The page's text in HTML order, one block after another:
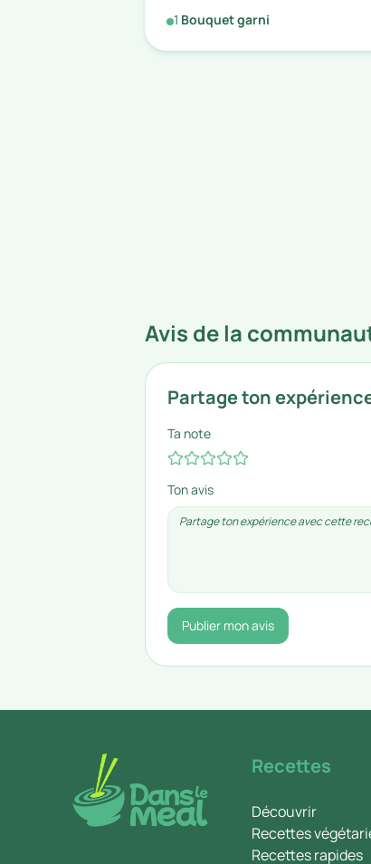
1 Bouquet garni
Avis de la
Partage ton
Ta note
Ton avis
Publier mon avis
Recettes
Découvrir
Recettes
Recettes rapides